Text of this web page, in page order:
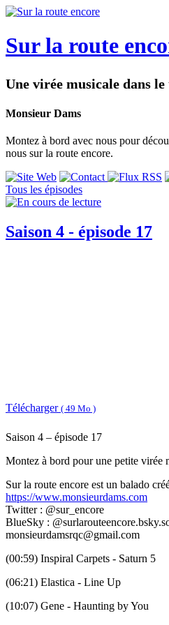
Sur la route
Une virée musicale dans
Monsieur Dams
Montez à bord avec nous pour
nous sur la route encore.
Tous les épisodes
Saison 4 - épisode 17
Télécharger ( 49 Mo )
Saison 4 – épisode 17
Montez à bord pour une petite virée
Sur la route encore est un balado
https://www.monsieurdams.com
Twitter : @sur_encore
BlueSky :
monsieurdamsrqc@gmail.com
(00:59) Inspiral Carpets - Saturn 5
(06:21) Elastica - Line Up
(10:07) Gene - Haunting by You